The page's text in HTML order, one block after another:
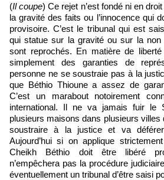
(Il coupe) Ce rejet n’est fondé ni en
la gravité des faits ou l’innocence qui
provisoire. C’est le tribunal qui est
qui statue sur la gravité ou sur la
sont reprochés. En matière de
simplement des garanties de
personne ne se soustraie pas à la
que Béthio Thioune a assez de
C’est un marabout notoirement
international. Il ne va jamais fuir le
plusieurs maisons dans plusieurs
soustraire à la justice et va
Aujourd’hui si on applique
Cheikh Béthio doit être libéré
n’empêchera pas la procédure
éventuellement un tribunal d’être saisi